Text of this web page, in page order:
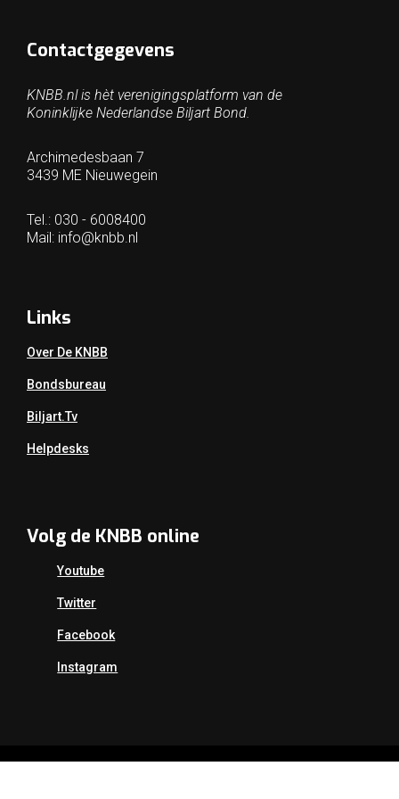
Contactgegevens
KNBB.nl is hèt verenigingsplatform van de
Koninklijke Nederlandse Biljart Bond.
Archimedesbaan 7
3439 ME Nieuwegein
Tel.: 030 - 6008400
Mail: info@knbb.nl
Links
Over De KNBB
Bondsbureau
Biljart.tv
Helpdesks
Volg de KNBB online
Youtube
Twitter
Facebook
Instagram